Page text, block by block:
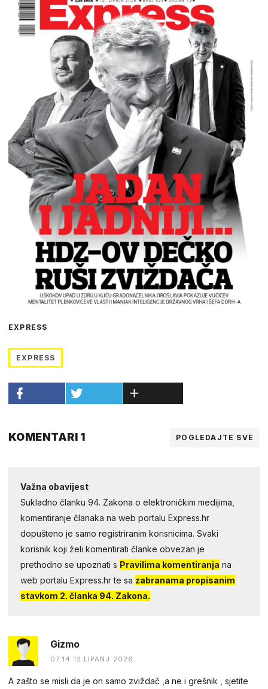
EXPRESS
EXPRESS
KOMENTARI 1 POGLEDAJTE SVE
Važna obavijest
Sukladno članku 94. Zakona o elektroničkim medijima,
komentiranje članaka na web portalu Express.hr
dopušteno je samo registriranim korisnicima. Svaki
korisnik koji želi komentirati članke obvezan je
prethodno se upoznati s Pravilima komentiranja na
web portalu Express.hr te sa zabranama propisanim
stavkom 2. članka 94. Zakona.
Gizmo
07:14 12.LIPANJ 2026.
A zašto se misli da je on samo zviždač ,a ne i grešnik , sjetite